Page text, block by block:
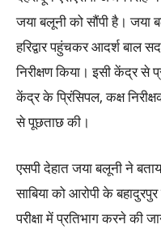
जया बलूनी को सौंपी है। जया
हरिद्वार पहुंचकर आदर्श बाल
निरीक्षण किया। इसी केंद्र से
केंद्र के प्रिंसिपल, कक्ष
से पूछताछ की।
एसपी देहात जया बलूनी ने
साबिया को आरोपी के
परीक्षा में प्रतिभाग करने